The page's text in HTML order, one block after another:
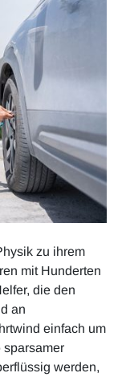
zu ihrem
mit Hunderten
die den
an
einfach um
sparsamer
werden,